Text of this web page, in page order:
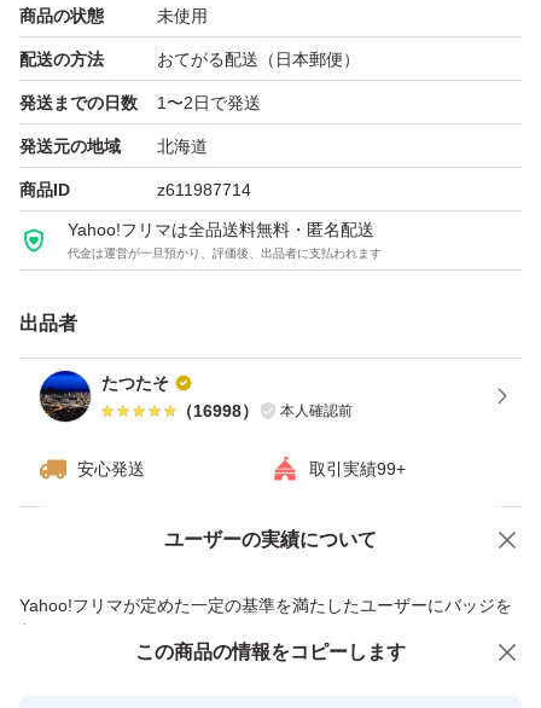
※簡易梱包での発送となります。
※潰れ等に不安がある場合、発送方法の変更を＋料金で可
能です。ご購入前にコメントいただければ対応させていた
だきます。
※新品未使用ではございますが、購入時より擦り傷などが
ようお願い申し上げます。
商品の説明
2016年の発売時に、第3のくすみの原因「肌ステイン」を
これを、クレンジングオイルに配合する美容オイルで洗い
る大ヒット商品。
そしてこのたび、大人の肌のゴワつきと、それによるくす
商品の状態 未使用
配送の方法 おてがる配送（日本郵便）
発送までの日数 1〜2日で発送
発送元の地域 北海道
商品ID z611987714
Yahoo!フリマは全品送料無料・匿名配送
代金は運営が一旦預かり、評価後、出品者に支払われます
出品者
たつたそ
（16998） 本人確認前
安心発送 取引実績99+
ユーザーの実績について
Yahoo!フリマが定めた一定の基準を満たしたユーザーにバッジを
付与しています
価格の相談 商品への質問
この商品の情報をコピーします
この商品をみている人にオススメ